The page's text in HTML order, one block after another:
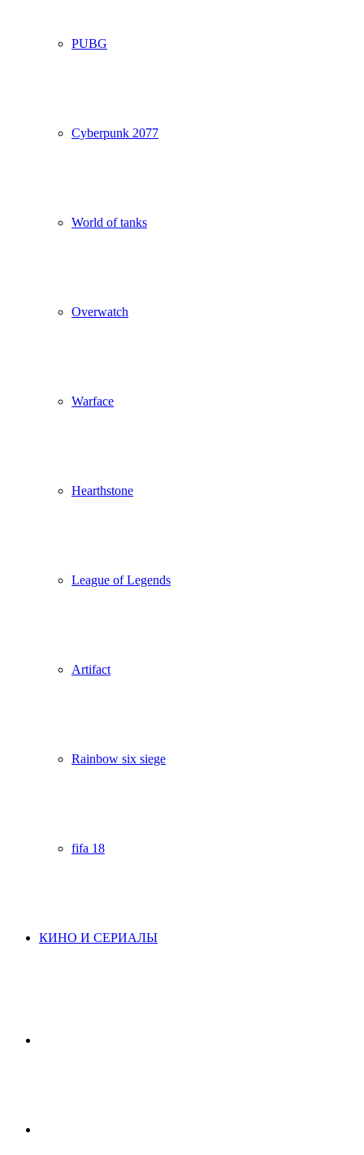
PUBG
Cyberpunk 2077
World of tanks
Overwatch
Warface
Hearthstone
League of Legends
Artifact
Rainbow six siege
fifa 18
КИНО И СЕРИАЛЫ